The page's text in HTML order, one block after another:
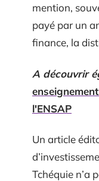
mention,
payé par un
finance, la
A découvrir
l'ENSAP
Un article
Tchéquie n’a